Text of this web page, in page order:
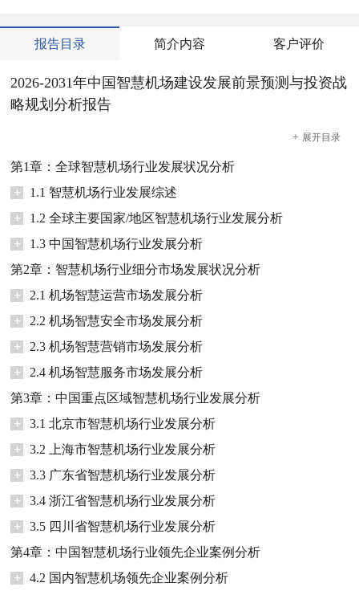
报告目录 简介内容 客户评价
2026-2031年中国智慧机场建设发展前景预测与投资战
略规划分析报告
+ 展开目录
第1章：全球智慧机场行业发展状况分析
+
1.1 智慧机场行业发展综述
+
1.2 全球主要国家/地区智慧机场行业发展分析
+
1.3 中国智慧机场行业发展分析
第2章：智慧机场行业细分市场发展状况分析
+
2.1 机场智慧运营市场发展分析
+
2.2 机场智慧安全市场发展分析
+
2.3 机场智慧营销市场发展分析
+
2.4 机场智慧服务市场发展分析
第3章：中国重点区域智慧机场行业发展分析
+
3.1 北京市智慧机场行业发展分析
+
3.2 上海市智慧机场行业发展分析
+
3.3 广东省智慧机场行业发展分析
+
3.4 浙江省智慧机场行业发展分析
+
3.5 四川省智慧机场行业发展分析
第4章：中国智慧机场行业领先企业案例分析
+
4.2 国内智慧机场领先企业案例分析